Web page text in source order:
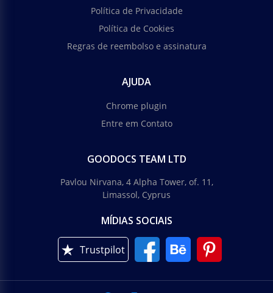
Política de Privacidade
Política de Cookies
Regras de reembolso e assinatura
AJUDA
Chrome plugin
Entre em Contato
GOODOCS TEAM LTD
Pavlou Nirvana, 4 Alpha Tower, of. 11,
Limassol, Cyprus
MÍDIAS SOCIAIS
Trustpilot